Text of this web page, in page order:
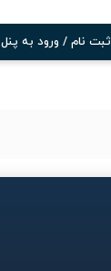
ثبت نام / ورود به پنل